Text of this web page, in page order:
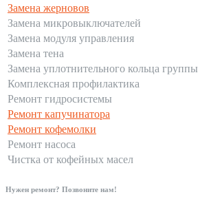
Замена жерновов
Замена микровыключателей
Замена модуля управления
Замена тена
Замена уплотнительного кольца группы
Комплексная профилактика
Ремонт гидросистемы
Ремонт капучинатора
Ремонт кофемолки
Ремонт насоса
Чистка от кофейных масел
Нужен ремонт? Позвоните нам!